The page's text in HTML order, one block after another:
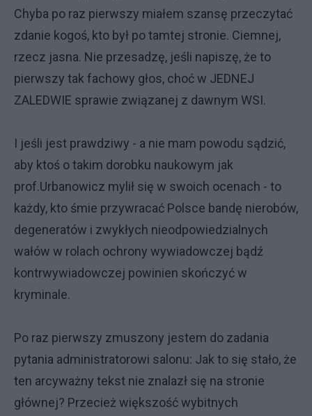
Chyba po raz pierwszy miałem szansę przeczytać
zdanie kogoś, kto był po tamtej stronie. Ciemnej,
rzecz jasna. Nie przesadzę, jeśli napiszę, że to
pierwszy tak fachowy głos, choć w JEDNEJ
ZALEDWIE sprawie związanej z dawnym WSI.
I jeśli jest prawdziwy - a nie mam powodu sądzić,
aby ktoś o takim dorobku naukowym jak
prof.Urbanowicz mylił się w swoich ocenach - to
każdy, kto śmie przywracać Polsce bandę nierobów,
degeneratów i zwykłych nieodpowiedzialnych
wałów w rolach ochrony wywiadowczej bądź
kontrwywiadowczej powinien skończyć w
kryminale.
Po raz pierwszy zmuszony jestem do zadania
pytania administratorowi salonu: Jak to się stało, że
ten arcyważny tekst nie znalazł się na stronie
głównej? Przecież większość wybitnych